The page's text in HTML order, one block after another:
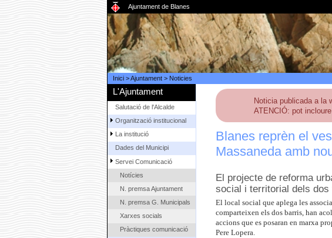
Ajuntament de Blanes
Inici>Ajuntament> Noticies
L'Ajuntament
Salutació de l'Alcalde
Organització institucional
La institució
Dades del Municipi
Servei Comunicació
Notícies
N. premsa Ajuntament
N. premsa G. Municipals
Xarxes socials
Pràctiques comunicació
Noticia publicada a la
ATENCIÓ: pot
Blanes reprèn el
Massaneda amb
El projecte de reforma
social i territorial dels
El local social que aplega les
comparteixen els dos barris, han
accions que es posaran en marxa
Pere Lopera.